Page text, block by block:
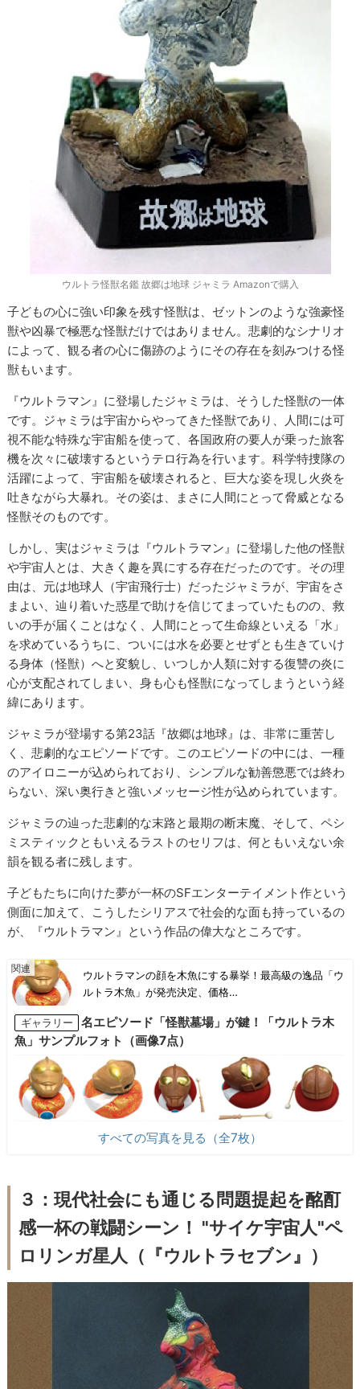
ウルトラ怪獣名鑑 故郷は地球 ジャミラ Amazonで購入
子どもの心に強い印象を残す怪獣は、ゼットンのような強豪怪
獣や凶暴で極悪な怪獣だけではありません。悲劇的なシナリオ
によって、観る者の心に傷跡のようにその存在を刻みつける怪
獣もいます。
『ウルトラマン』に登場したジャミラは、そうした怪獣の一体
です。ジャミラは宇宙からやってきた怪獣であり、人間には可
視不能な特殊な宇宙船を使って、各国政府の要人が乗った旅客
機を次々に破壊するというテロ行為を行います。科学特捜隊の
活躍によって、宇宙船を破壊されると、巨大な姿を現し火炎を
吐きながら大暴れ。その姿は、まさに人間にとって脅威となる
怪獣そのものです。
しかし、実はジャミラは『ウルトラマン』に登場した他の怪獣
や宇宙人とは、大きく趣を異にする存在だったのです。その理
由は、元は地球人（宇宙飛行士）だったジャミラが、宇宙をさ
まよい、辿り着いた惑星で助けを信じてまっていたものの、救
いの手が届くことはなく、人間にとって生命線といえる「水」
を求めているうちに、ついには水を必要とせずとも生きていけ
る身体（怪獣）へと変貌し、いつしか人類に対する復讐の炎に
心が支配されてしまい、身も心も怪獣になってしまうという経
緯にあります。
ジャミラが登場する第23話『故郷は地球』は、非常に重苦し
く、悲劇的なエピソードです。このエピソードの中には、一種
のアイロニーが込められており、シンプルな勧善懲悪では終わ
らない、深い奥行きと強いメッセージ性が込められています。
ジャミラの辿った悲劇的な末路と最期の断末魔、そして、ペシ
ミスティックともいえるラストのセリフは、何ともいえない余
韻を観る者に残します。
子どもたちに向けた夢が一杯のSFエンターテイメント作という
側面に加えて、こうしたシリアスで社会的な面も持っているの
が、『ウルトラマン』という作品の偉大なところです。
ウルトラマンの顔を木魚にする暴挙！最高級の逸品「ウ
ルトラ木魚」が発売決定、価格…
ギャラリー
名エピソード「怪獣墓場」が鍵！「ウルトラ木
魚」サンプルフォト（画像7点）
すべての写真を見る（全7枚）
３：現代社会にも通じる問題提起を酩酊
感一杯の戦闘シーン！ "サイケ宇宙人"ペ
ロリンガ星人（『ウルトラセブン』）